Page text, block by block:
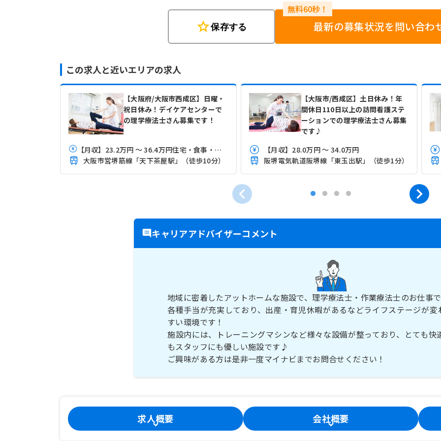
star保存する 最新の募集状況を問い合わ
この求人と近いエリアの求人
【大阪府/大阪市西成区】日曜・
祝日休み！デイケアセンターで
の理学療法士さん募集です！
【月収】23.2万円 ～ 36.4万円住宅・食事・福利・ペア手当込 ※経験により異なる
大阪市営堺筋線「天下茶屋駅」（徒歩10分）
【大阪市/西成区】土日休み！年
間休日110日以上の訪問看護ステ
ーションでの理学療法士さん募集
です♪
【月収】28.0万円 ～ 34.0万円
阪堺電気軌道阪堺線「東玉出駅」（徒歩1分）
キャリアアドバイザーコメント
地域に密着したアットホームな施設で、理学療法士・作業療法士のお仕事
各種手当が充実しており、出産・育児休暇があるなどライフステージが変
すい環境です！
施設内には、トレーニングマシンなど様々な設備が整っており、とても快
もスタッフにも優しい施設です♪
ご興味がある方は是非一度マイナビまでお問合せください！
求人概要 会社概要